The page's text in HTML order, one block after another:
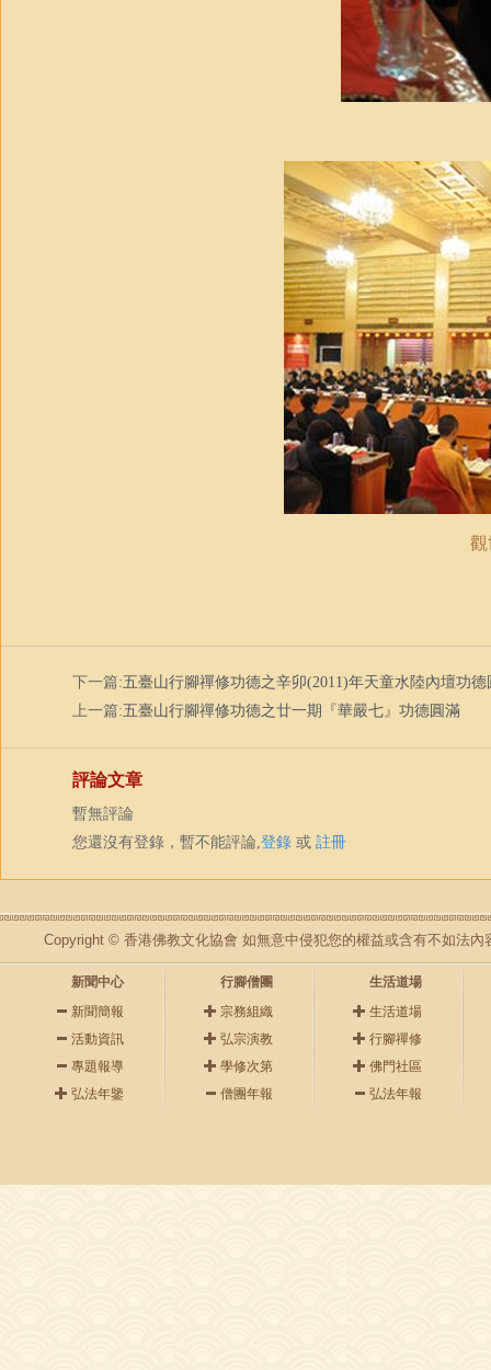
下一篇:五臺山行腳禪修功德之辛卯(2011)年天童水陸內壇功德
上一篇:五臺山行腳禪修功德之廿一期『華嚴七』功德圓滿
評論文章
暫無評論
您還沒有登錄，暫不能評論,登錄 或 註冊
Copyright © 香港佛教文化協會 如無意中侵犯您的權益或含有不如法內
新聞中心
新聞簡報
活動資訊
專題報導
弘法年鑒
行腳僧團
宗務組織
弘宗演教
學修次第
僧團年報
生活道場
生活道場
行腳禪修
佛門社區
弘法年報